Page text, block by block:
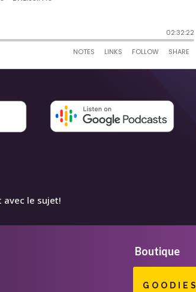
avec le sujet!
Boutique
GOODIES